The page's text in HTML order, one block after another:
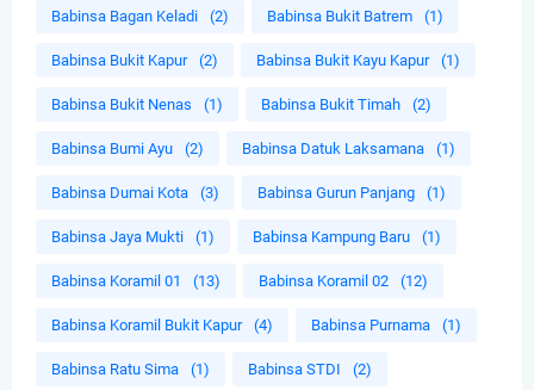
Babinsa Bagan Keladi (2) Babinsa Bukit Batrem (1)
Babinsa Bukit Kapur (2) Babinsa Bukit Kayu Kapur (1)
Babinsa Bukit Nenas (1) Babinsa Bukit Timah (2)
Babinsa Bumi Ayu (2) Babinsa Datuk Laksamana (1)
Babinsa Dumai Kota (3) Babinsa Gurun Panjang (1)
Babinsa Jaya Mukti (1) Babinsa Kampung Baru (1)
Babinsa Koramil 01 (13) Babinsa Koramil 02 (12)
Babinsa Koramil Bukit Kapur (4) Babinsa Purnama (1)
Babinsa Ratu Sima (1) Babinsa STDI (2)